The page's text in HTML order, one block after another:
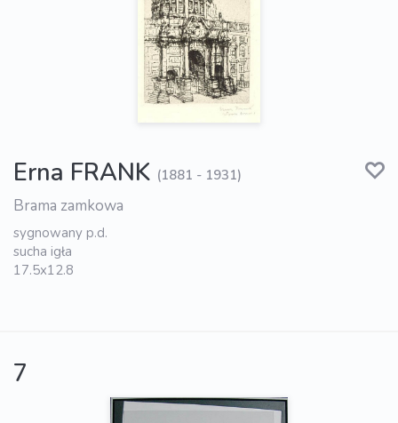
Erna FRANK (1881 - 1931)
Brama zamkowa
sygnowany p.d.
sucha igła
17.5x12.8
7